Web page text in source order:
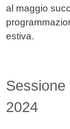
al maggio
estiva.
Sessione
2024